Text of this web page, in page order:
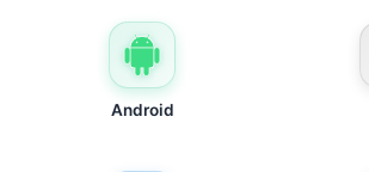
Android